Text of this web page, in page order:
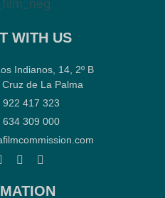
WITH US
Indianos, 14, 2º B
de La Palma
922 417 323
634 309 000